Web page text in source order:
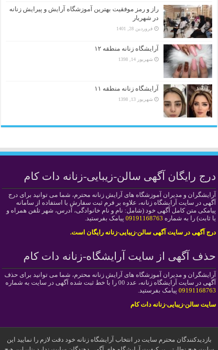
راز و رمز موفقیت بهترین آموزشگاه آرایش و پیرایش زنانه
در شهریار
فروردین 28, 1401
آرایشگاه زنانه منطقه ۱۲
شهریور 14, 1398
آرایشگاه زنانه منطقه ۱۱
شهریور 13, 1398
درج رایگان آگهی سالن-زیبایی-زنانه دات کام
آرایشگران و مدیران آموزشگاه های آرایش زنانه محترم، شما می توانید برای درج
آگهی در سایت آرایشگاه زنانه، علاوه بر فرم ثبت سفارش با استفاده از سامانه
پیامکی متن کامل آگهی خود (شامل: نام و نام خانوادگی، آدرس، شهر تلفن همراه و
یا ثابت) را به شماره 09191168763 پیامک بفرستید.
درج آگهی در سایت آگهی سالن-زیبایی-زنانه رایگان است.
حذف آگهی از سایت آرایشگاه-زنانه دات کام
آرایشگران و مدیران آموزشگاه های آرایش زنانه محترم، شما می توانید برای حذف
آگهی در سایت آرایشگاه زنانه، عدد 00 را با خط ثبت شده آگهی در سایت به شماره
09191168763 پیامک بفرستید.
سایت سالن-زیبایی-زنانه دات کام
بازدیدکنندگان محترم سایت در انتخاب آرایشگاه زنانه خود دقت لازم را نمایید این